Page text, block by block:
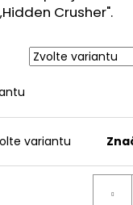
Crusher".
variantu